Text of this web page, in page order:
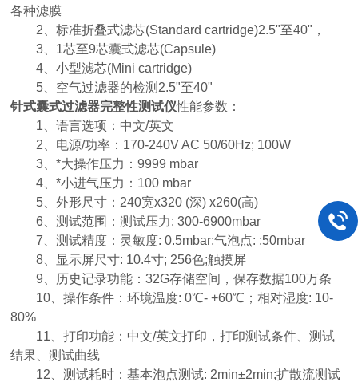
各种滤膜
2、标准折叠式滤芯(Standard cartridge)2.5"至40"，
3、1芯至9芯囊式滤芯(Capsule)
4、小型滤芯(Mini cartridge)
5、空气过滤器的检测2.5"至40"
针式囊式过滤器完整性测试仪性能参数：
1、语言选项：中文/英文
2、电源/功率：170-240V AC 50/60Hz; 100W
3、*大操作压力：9999 mbar
4、*小进气压力：100 mbar
5、外形尺寸：240宽x320 (深) x260(高)
6、测试范围：测试压力: 300-6900mbar
7、测试精度：灵敏度: 0.5mbar;气泡点: :50mbar
8、显示屏尺寸: 10.4寸; 256色;触摸屏
9、历史记录功能：32G存储空间，保存数据100万条
10、操作条件：环境温度: 0℃- +60℃；相对湿度: 10-
80%
11、打印功能：中文/英文打印，打印测试条件、测试
结果、测试曲线
12、测试耗时：基本泡点测试: 2min±2min;扩散流测试